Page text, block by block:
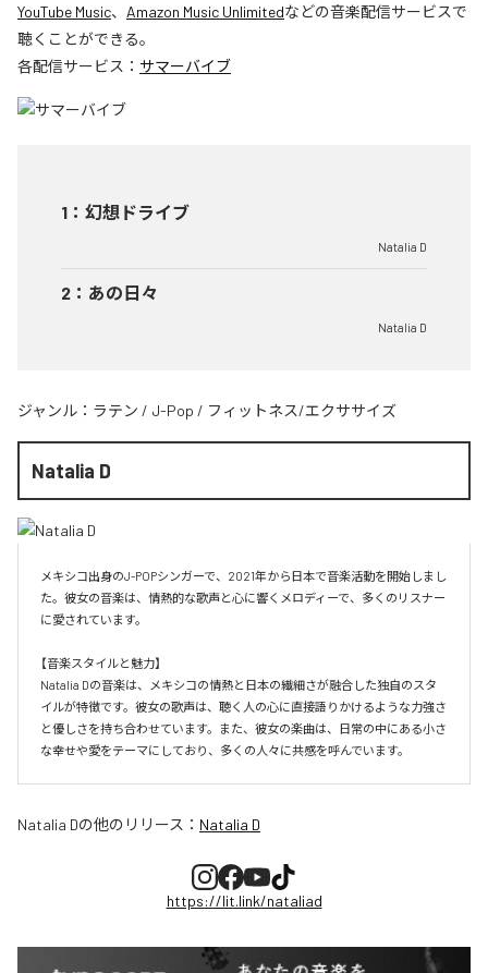
YouTube Music、 Amazon Music Unlimitedなどの音楽配信サービスで
聴くことができる。
各配信サービス： サマーバイブ
1 ： 幻想ドライブ
Natalia D
2 ： あの日々
Natalia D
ジャンル： ラテン / J-Pop / フィットネス/エクササイズ
Natalia D
メキシコ出身のJ-POPシンガーで、2021年から日本で音楽活動を開始しまし
た。彼女の音楽は、情熱的な歌声と心に響くメロディーで、多くのリスナー
に愛されています。
【音楽スタイルと魅力】
Natalia Dの音楽は、メキシコの情熱と日本の繊細さが融合した独自のスタ
イルが特徴です。彼女の歌声は、聴く人の心に直接語りかけるような力強さ
と優しさを持ち合わせています。また、彼女の楽曲は、日常の中にある小さ
な幸せや愛をテーマにしており、多くの人々に共感を呼んでいます。
Natalia Dの他のリリース： Natalia D
https://lit.link/nataliad